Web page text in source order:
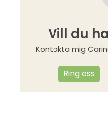
Vill du
Kontakta mig
Ring oss